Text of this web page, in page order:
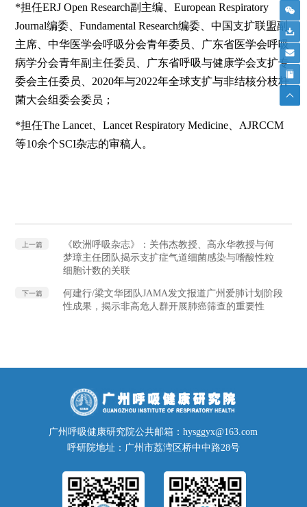
*担任ERJ Open Research副主编、European Respiratory
Journal编委、Fundamental Research编委、中国支扩联盟副
主席、中华医学会呼吸分会青年委员、广东省医学会呼吸
病学分会青年副主任委员、广东省呼吸与健康学会支扩专
委会主任委员、2020年与2022年全球支扩与非结核分枝杆
菌大会组委会委员；
*担任The Lancet、Lancet Respiratory Medicine、AJRCCM
等10余个SCI杂志的审稿人。
上一篇
《欧洲呼吸杂志》：关伟杰教授、高永华教授与何
梦璋主任团队揭示支扩症气道细菌感染与嗜酸性粒
细胞计数的关联
下一篇
何建行/梁文华团队JAMA发文报道广州爱肺计划阶段
性成果，揭示非高危人群开展肺癌筛查的重要性
广州呼吸健康研究院公共邮箱：hysggyx@163.com
呼研院地址：广州市荔湾区桥中中路28号